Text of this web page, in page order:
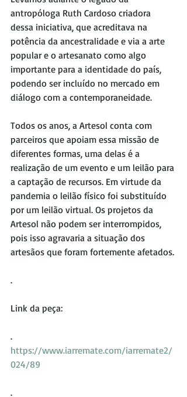
antropóloga Ruth Cardoso criadora
dessa iniciativa, que acreditava na
potência da ancestralidade e via a arte
popular e o artesanato como algo
importante para a identidade do país,
podendo ser incluído no mercado em
diálogo com a contemporaneidade.
Todos os anos, a Artesol conta com
parceiros que apoiam essa missão de
diferentes formas, uma delas é a
realização de um evento e um leilão para
a captação de recursos. Em virtude da
pandemia o leilão físico foi substituído
por um leilão virtual. Os projetos da
Artesol não podem ser interrompidos,
pois isso agravaria a situação dos
artesãos que foram fortemente afetados.
.
Link da peça:
.
https://www.iarremate.com/iarremate2/
024/89
.